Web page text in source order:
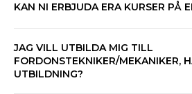
KAN NI ERBJUDA ERA KURSER PÅ
JAG VILL UTBILDA MIG TILL
FORDONSTEKNIKER/MEKANIKER,
UTBILDNING?